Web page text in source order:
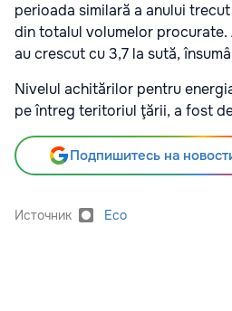
perioada similară a anului
din totalul volumelor procurate.
au crescut cu 3,7 la sută,
Nivelul achitărilor pentru
pe întreg teritoriul ţării, a fost
Подпишитесь на
Источник Eco